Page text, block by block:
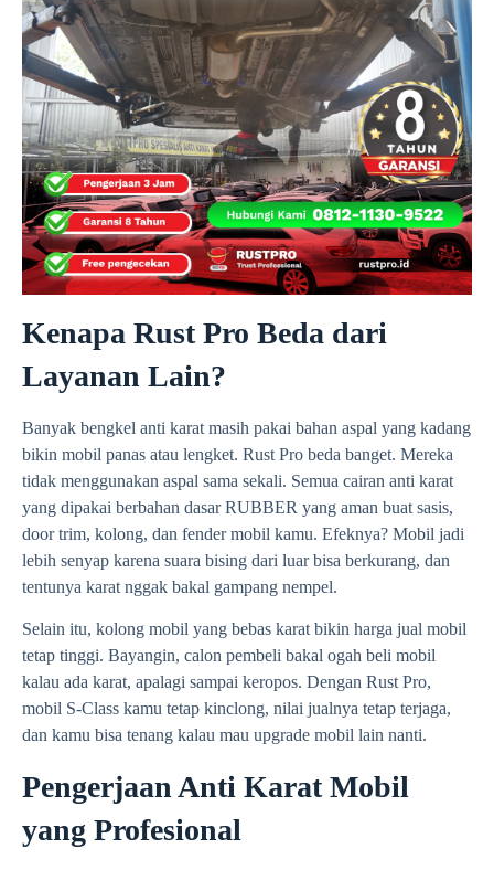
Kenapa Rust Pro Beda dari
Layanan Lain?
Banyak bengkel anti karat masih pakai bahan aspal yang kadang
bikin mobil panas atau lengket. Rust Pro beda banget. Mereka
tidak menggunakan aspal sama sekali. Semua cairan anti karat
yang dipakai berbahan dasar RUBBER yang aman buat sasis,
door trim, kolong, dan fender mobil kamu. Efeknya? Mobil jadi
lebih senyap karena suara bising dari luar bisa berkurang, dan
tentunya karat nggak bakal gampang nempel.
Selain itu, kolong mobil yang bebas karat bikin harga jual mobil
tetap tinggi. Bayangin, calon pembeli bakal ogah beli mobil
kalau ada karat, apalagi sampai keropos. Dengan Rust Pro,
mobil S-Class kamu tetap kinclong, nilai jualnya tetap terjaga,
dan kamu bisa tenang kalau mau upgrade mobil lain nanti.
Pengerjaan Anti Karat Mobil
yang Profesional